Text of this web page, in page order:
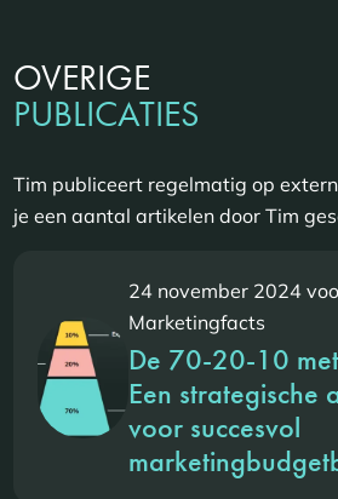
OVERIGE
PUBLICATIES
Tim publiceert regelmatig op
je een aantal artikelen door Tim
24 november 2024
Marketingfacts
De 70-20-10
Een strategische
voor succesvol